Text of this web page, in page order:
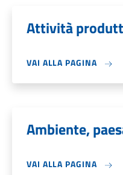
Attività
VAI ALLA PAGINA
Ambiente,
VAI ALLA PAGINA